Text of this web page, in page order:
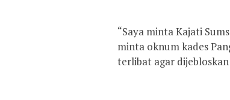
“Saya minta Kajati
minta oknum kades
terlibat agar